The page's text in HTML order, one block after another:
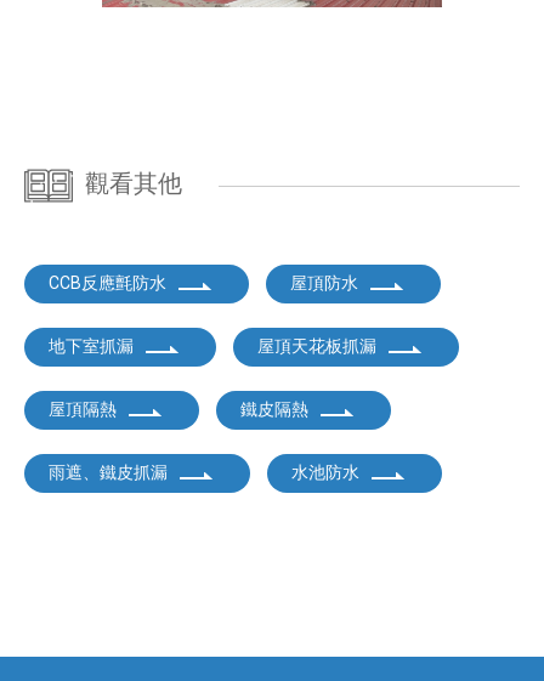
觀看其他
CCB反應氈防水 屋頂防水
地下室抓漏 屋頂天花板抓漏
屋頂隔熱 鐵皮隔熱
雨遮、鐵皮抓漏 水池防水